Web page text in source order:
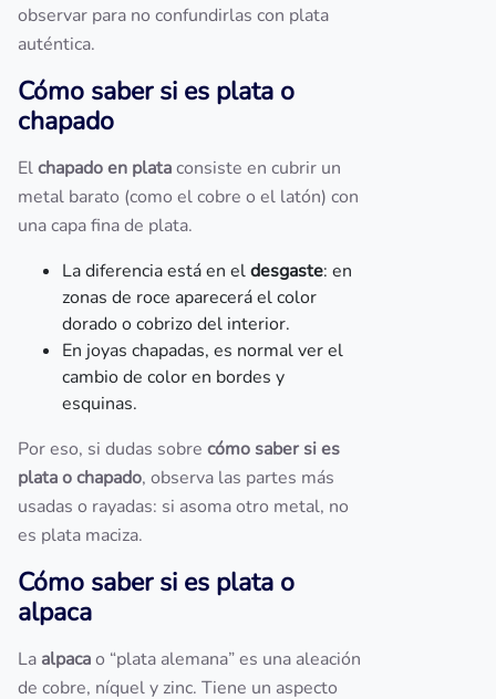
observar para no confundirlas con plata
auténtica.
Cómo saber si es plata o
chapado
Elchapado en plataconsiste en cubrir un
metal barato (como el cobre o el latón) con
una capa fina de plata.
La diferencia está en eldesgaste: en
zonas de roce aparecerá el color
dorado o cobrizo del interior.
En joyas chapadas, es normal ver el
cambio de color en bordes y
esquinas.
Por eso, si dudas sobre cómo saber si es
plata o chapado, observa las partes más
usadas o rayadas: si asoma otro metal, no
es plata maciza.
Cómo saber si es plata o
alpaca
La alpacao “plata alemana” es una aleación
de cobre, níquel y zinc. Tiene un aspecto